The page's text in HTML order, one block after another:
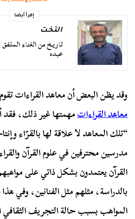
إقرأ أيضا
التخت
تاريخ من الغناء
عبده
وقد يظن البعض أن معاهد القراءات
معاهد القراءاتمهمتها غير ذلك، فقد
“تلك المعاهد لا علاقة لها بالقرّاء
مدرسين محترفين في علوم القرآن
القرآن يعتمدون بشكل ذاتي على
بالدراسة، مثلهم مثل الفنانين، وفي
المواهب بسبب حالة التجريف الثقافي